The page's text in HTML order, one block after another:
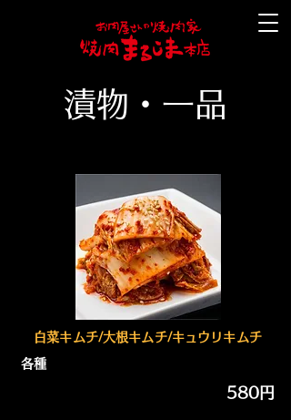
漬物・一品
白菜キムチ/大根キムチ/キュウリキムチ
580円
各種